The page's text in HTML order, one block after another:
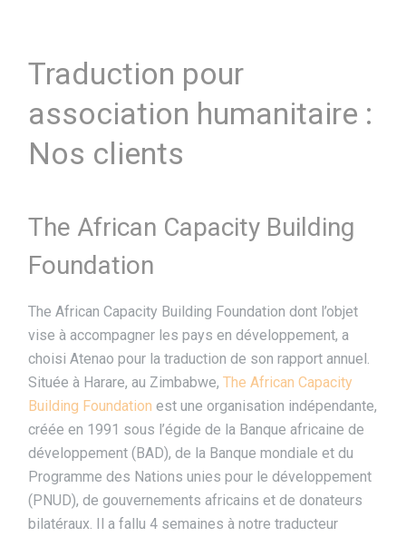
Traduction pour
association humanitaire :
Nos clients
The African Capacity Building
Foundation
The African Capacity Building Foundation dont l’objet
vise à accompagner les pays en développement, a
choisi Atenao pour la traduction de son rapport annuel.
Située à Harare, au Zimbabwe, The African Capacity
Building Foundation est une organisation indépendante,
créée en 1991 sous l’égide de la Banque africaine de
développement (BAD), de la Banque mondiale et du
Programme des Nations unies pour le développement
(PNUD), de gouvernements africains et de donateurs
bilatéraux. Il a fallu 4 semaines à notre traducteur